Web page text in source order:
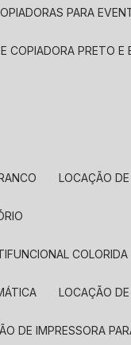
PARA
COPIADORA PRETO E
LOCAÇÃO
COLORIDA
LOCAÇÃO
DE IMPRESSORA